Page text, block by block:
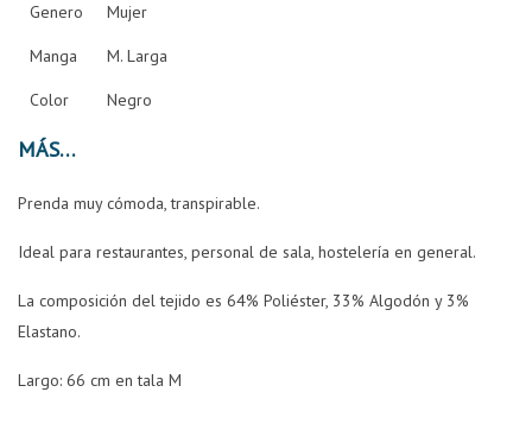
Genero Mujer
Manga M. Larga
Color Negro
MÁS
Prenda muy cómoda, transpirable.
Ideal para restaurantes, personal de sala, hostelería en general.
La composición del tejido es 64% Poliéster, 33% Algodón y 3%
Elastano.
Largo: 66 cm en tala M